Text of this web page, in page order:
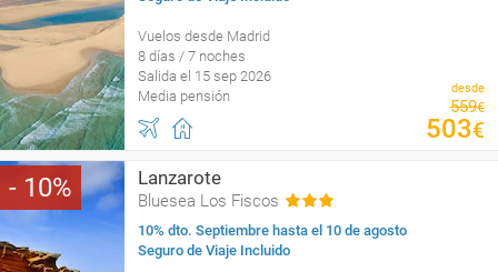
Vuelos desde Madrid
8 días / 7 noches
Salida el 15 sep 2026
Media pensión
desde
559€
503€
10 Lanzarote
Bluesea Los Fiscos
10% dto. Septiembre hasta el 10 de agosto
Seguro de Viaje Incluido